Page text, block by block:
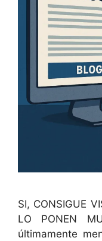
SI, CONSIGUE
LO PONEN
últimamente